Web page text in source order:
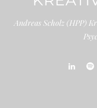
Andreas Scholz (HPP)